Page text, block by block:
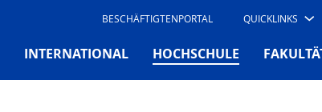
BESCHÄFTIGTENPORTAL QUICKLINKS
INTERNATIONAL HOCHSCHULE (CURRENT)